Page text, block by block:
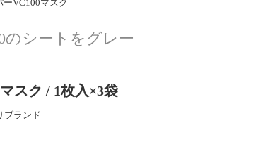
VC100マスク
のシートをグレー
スク / 1枚入×3袋
ブランド